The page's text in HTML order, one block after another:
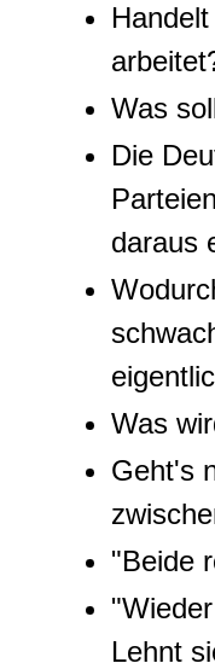
Was
Die
daraus
Was
Geht's
"Beide
Lehnt